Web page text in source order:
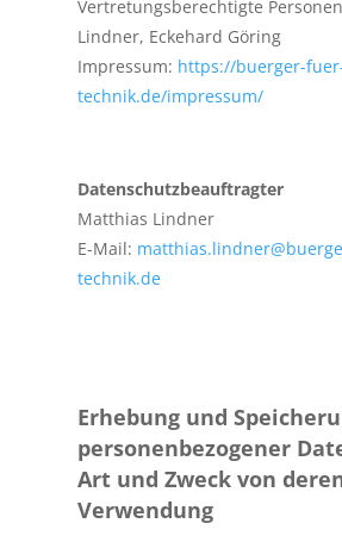
Vertretungsberechtigte
Lindner, Eckehard Göring
Impressum: https://buerger-
technik.de/impressum/
Datenschutzbeauftragter
Matthias Lindner
E-Mail:
technik.de
Erhebung und
personenbezogener
Art und Zweck von
Verwendung